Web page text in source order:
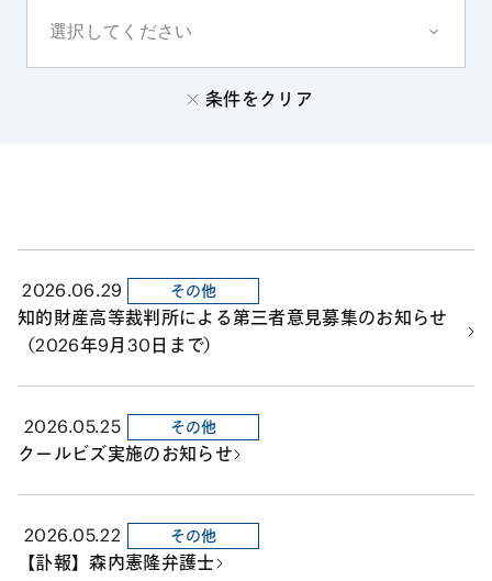
条件をクリア
2026.06.29 その他
知的財産高等裁判所による第三者意見募集のお知らせ
（2026年9月30日まで）
2026.05.25 その他
クールビズ実施のお知らせ
2026.05.22 その他
【訃報】森内憲隆弁護士